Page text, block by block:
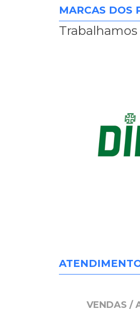
MARCAS DOS
VENDAS /